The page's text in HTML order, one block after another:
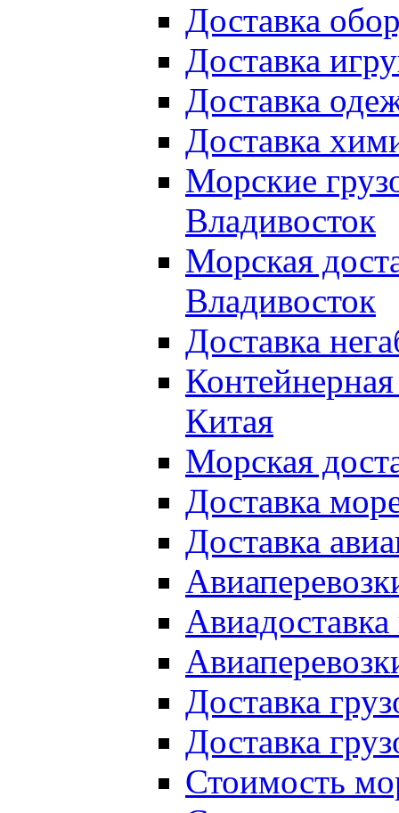
Доставка
Доставка
Доставка
Доставка
Морские
Владивосток
Морская
Владивосток
Доставка
Китая
Морская
Доставка
Доставка
Доставка
Доставка
Стоимость